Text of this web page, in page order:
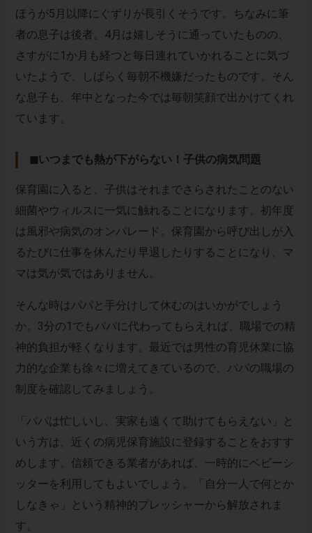
ほうが5月以降にぐずりが長引くそうです。ちなみに筆
者の息子は後者。4月は嬉しそうに通っていたものの、
さすがに1か月も経つと毎日連れていかれることに気づ
いたようで、しばらく毎朝不機嫌だったものです。そん
な息子も、年中となった今では毎朝笑顔で出かけてくれ
ています。
◼︎いつまでも熱が下がらない！子供の病気問題
保育園に入ると、子供はそれまでさらされたことのない
細菌やウィルスに一気に触れることになります。初年度
は風邪や病気のオンパレード。保育園から呼び出しが入
るたびに仕事を休んだり早退したりすることになり、マ
マは気が気ではありません。
そんな時はパパと手分けして休むのはいかがでしょう
か。3分の1でもパパに代わってもらえれば、職場での精
神的負担が軽くなります。最近では男性の育児休業に協
力的な企業も徐々に増えてきているので、パパの職場の
制度を確認してみましょう。
「パパは忙しいし、実家も遠くて助けてもらえない」と
いう方は、近くの病児保育施設に登録することをおすす
めします。信頼できる業者があれば、一時的にベビーシ
ッターを利用してもよいでしょう。「自分一人で何とか
しなきゃ」という精神的プレッシャーから解放されま
す。